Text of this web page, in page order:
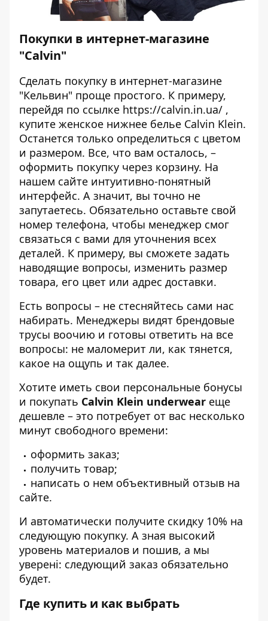
Покупки в интернет-магазине
"Calvin"
Сделать покупку в интернет-магазине
"Кельвин" проще простого. К примеру,
перейдя по ссылке https://calvin.in.ua/ ,
купите женское нижнее белье Calvin Klein.
Останется только определиться с цветом
и размером. Все, что вам осталось, –
оформить покупку через корзину. На
нашем сайте интуитивно-понятный
интерфейс. А значит, вы точно не
запутаетесь. Обязательно оставьте свой
номер телефона, чтобы менеджер смог
связаться с вами для уточнения всех
деталей. К примеру, вы сможете задать
наводящие вопросы, изменить размер
товара, его цвет или адрес доставки.
Есть вопросы – не стесняйтесь сами нас
набирать. Менеджеры видят брендовые
трусы воочию и готовы ответить на все
вопросы: не маломерит ли, как тянется,
какое на ощупь и так далее.
Хотите иметь свои персональные бонусы
и покупать Calvin Klein underwear еще
дешевле – это потребует от вас несколько
минут свободного времени:
оформить заказ;
получить товар;
написать о нем объективный отзыв на
сайте.
И автоматически получите скидку 10% на
следующую покупку. А зная высокий
уровень материалов и пошив, а мы
уверені: следующий заказ обязательно
будет.
Где купить и как выбрать